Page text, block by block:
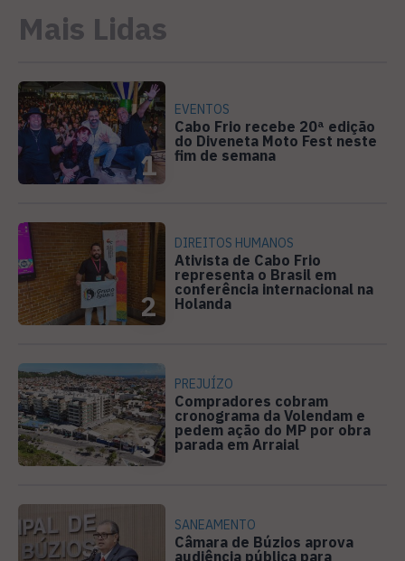
Mais Lidas
1
EVENTOS
Cabo Frio recebe 20ª edição
do Diveneta Moto Fest neste
fim de semana
2
DIREITOS HUMANOS
Ativista de Cabo Frio
representa o Brasil em
conferência internacional na
Holanda
3
PREJUÍZO
Compradores cobram
cronograma da Volendam e
pedem ação do MP por obra
parada em Arraial
SANEAMENTO
Câmara de Búzios aprova
audiência pública para